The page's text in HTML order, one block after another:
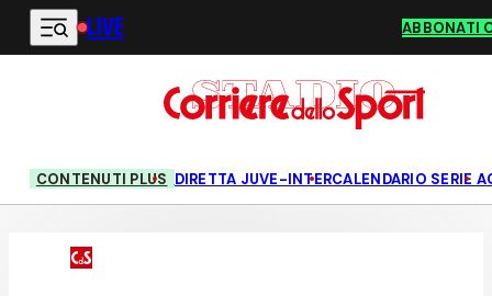
Vai al contenuto principale
LIVE ABBONATI
CONTENUTI PLUS DIRETTA JUVE-INTERCALENDARIO SERIE A